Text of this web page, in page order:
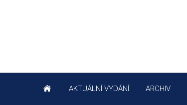
AKTUÁLNÍ VYDÁNÍ ARCHIV